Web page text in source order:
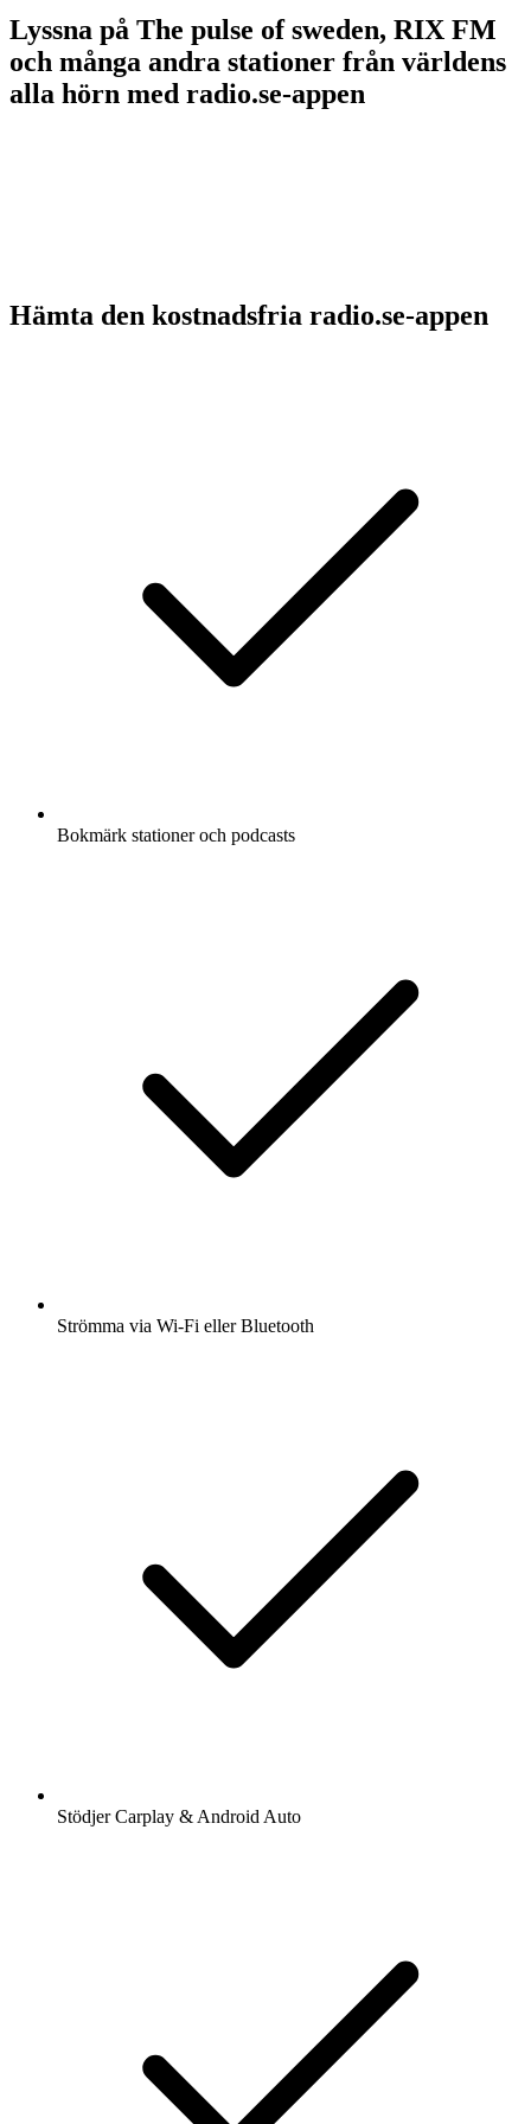
Lyssna på The pulse of sweden, RIX FM
och många andra stationer från världens
alla hörn med radio.se-appen
Hämta den kostnadsfria radio.se-appen
Bokmärk stationer och podcasts
Strömma via Wi-Fi eller Bluetooth
Stödjer Carplay & Android Auto